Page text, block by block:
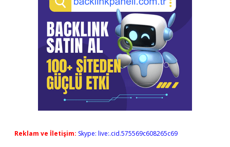
Reklam ve İletişim: Skype: live:.cid.575569c608265c69